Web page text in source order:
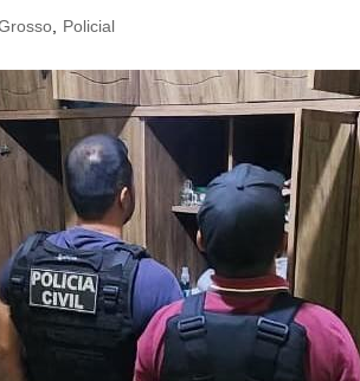
Policial